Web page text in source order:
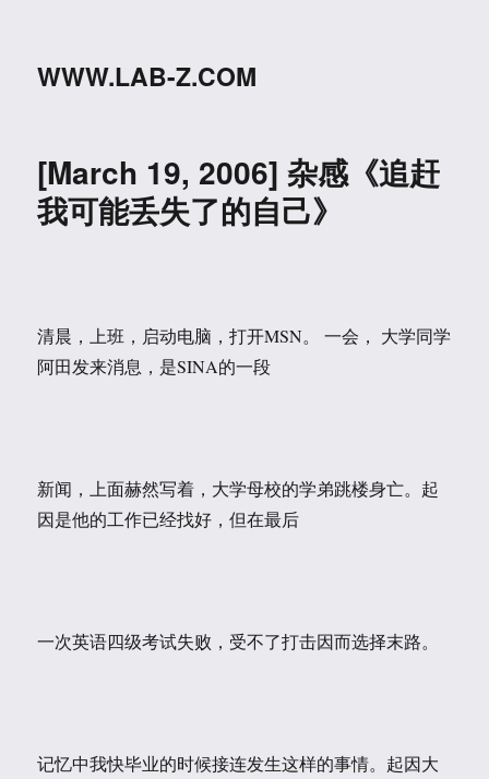
WWW.LAB-Z.COM
[March 19, 2006] 杂感《追赶
我可能丢失了的自己》
清晨，上班，启动电脑，打开MSN。 一会， 大学同学
阿田发来消息，是SINA的一段
新闻，上面赫然写着，大学母校的学弟跳楼身亡。起
因是他的工作已经找好，但在最后
一次英语四级考试失败，受不了打击因而选择末路。
记忆中我快毕业的时候接连发生这样的事情。起因大